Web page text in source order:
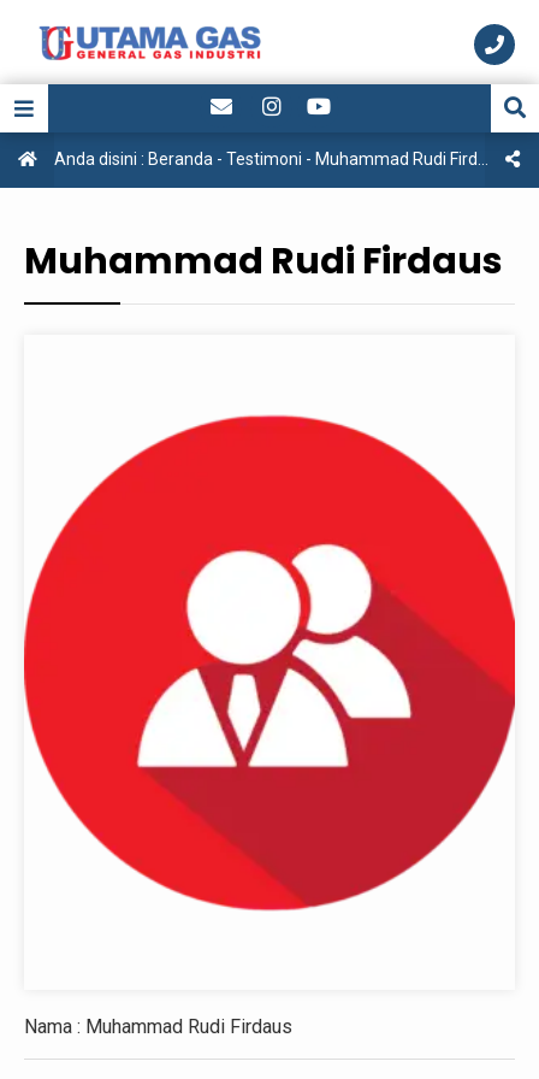
Anda disini : Beranda - Testimoni - Muhammad Rudi Firdaus
Muhammad Rudi Firdaus
Nama : Muhammad Rudi Firdaus